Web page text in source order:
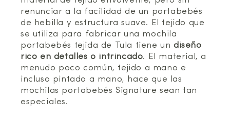
renunciar a la facilidad de un portabebés
de hebilla y estructura suave. El tejido que
se utiliza para fabricar una mochila
portabebés tejida de Tula tiene undiseño
rico en detalles o intrincado. El material, a
menudo poco común, tejido a mano e
incluso pintado a mano, hace que las
mochilas portabebés Signature sean tan
especiales.